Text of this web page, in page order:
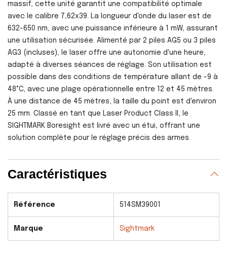
massif, cette unité garantit une compatibilité optimale
avec le calibre 7,62x39. La longueur d'onde du laser est de
632-650 nm, avec une puissance inférieure à 1 mW, assurant
une utilisation sécurisée. Alimenté par 2 piles AG5 ou 3 piles
AG3 (incluses), le laser offre une autonomie d'une heure,
adapté à diverses séances de réglage. Son utilisation est
possible dans des conditions de température allant de -9 à
48°C, avec une plage opérationnelle entre 12 et 45 mètres.
À une distance de 45 mètres, la taille du point est d'environ
25 mm. Classé en tant que Laser Product Class II, le
SIGHTMARK Boresight est livré avec un étui, offrant une
solution complète pour le réglage précis des armes.
Caractéristiques
Référence 514SM39001
Marque Sightmark